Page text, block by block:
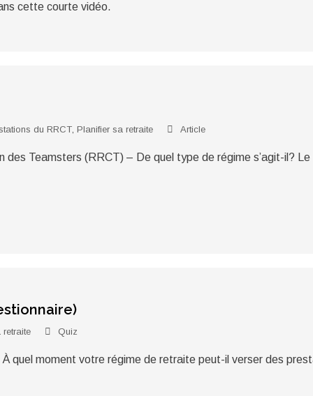
cette courte vidéo.
du RRCT, Planifier sa retraite Article
des Teamsters (RRCT) – De quel type de régime s’agit-il?
Quiz
À quel moment votre régime de retraite peut-il verser des